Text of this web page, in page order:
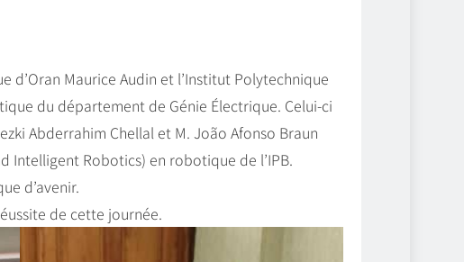
Maurice Audin et l’Institut Polytechnique
du département de Génie Électrique. Celui-ci
Abderrahim Chellal et M. João Afonso Braun
Intelligent Robotics) en robotique de l’IPB.
d’avenir.
de cette journée.